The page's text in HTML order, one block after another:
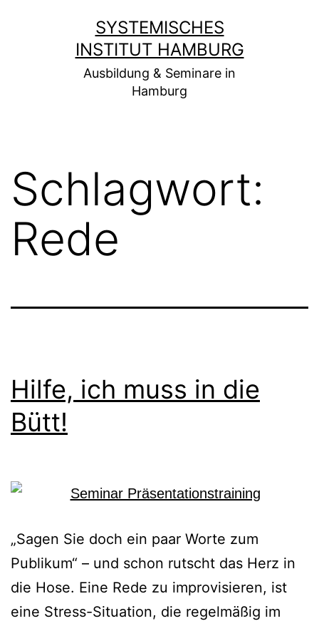
SYSTEMISCHES
INSTITUT HAMBURG
Ausbildung & Seminare in
Hamburg
Schlagwort:
Rede
Hilfe, ich muss in die
Bütt!
„Sagen Sie doch ein paar Worte zum
Publikum“ – und schon rutscht das Herz in
die Hose. Eine Rede zu improvisieren, ist
eine Stress-Situation, die regelmäßig im